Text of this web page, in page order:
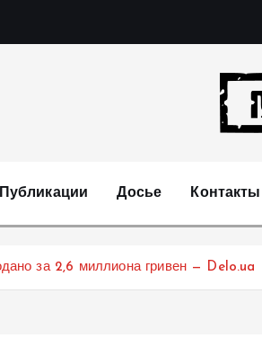
Публикации Досье Контакты
за 2,6 миллиона гривен — Delo.ua